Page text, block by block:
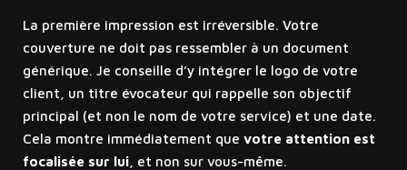
La première impression est irréversible. Votre
couverture ne doit pas ressembler à un document
générique. Je conseille d’y intégrer le logo de votre
client, un titre évocateur qui rappelle son objectif
principal (et non le nom de votre service) et une date.
Cela montre immédiatement que votre attention est
focalisée sur lui, et non sur vous-même.